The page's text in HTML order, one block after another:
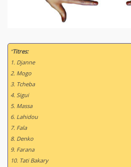
“Titres:
1. Djanne
2. Mogo
3. Tcheba
4. Sigui
5. Massa
6. Lahidou
7. Fala
8. Denko
9. Farana
10. Tati Bakary